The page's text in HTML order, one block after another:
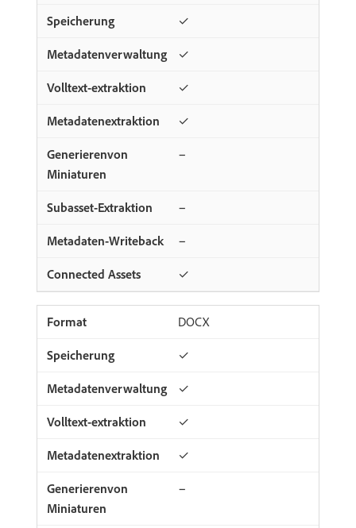
✓
✓
✓
✓
−
−
−
✓
DOCX
✓
✓
✓
✓
−